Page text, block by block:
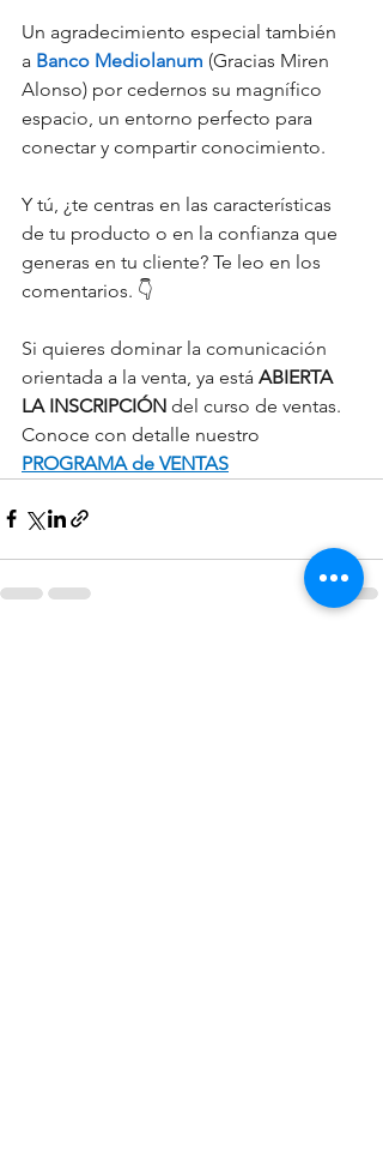
​Un agradecimiento especial también
a Banco Mediolanum (Gracias Miren
Alonso) por cedernos su magnífico
espacio, un entorno perfecto para
conectar y compartir conocimiento.
Y tú, ¿te centras en las características
de tu producto o en la confianza que
generas en tu cliente? Te leo en los
comentarios. 👇
Si quieres dominar la comunicación
orientada a la venta, ya está ABIERTA
LA INSCRIPCIÓN del curso de ventas.
Conoce con detalle nuestro
PROGRAMA de VENTAS